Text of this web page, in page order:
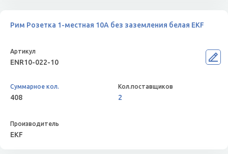
Рим Розетка 1-местная 10А без заземления белая EKF
ENR10-022-10
408 2
EKF